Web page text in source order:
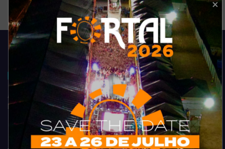
Acompanhe todas as novidades do entretenimento na região de
Fortaleza. Dicas, promoções, coberturas exclusivas e muito mais.